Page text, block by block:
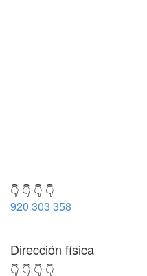
👇 👇 👇 👇
920 303 358
Dirección física
👇 👇 👇 👇